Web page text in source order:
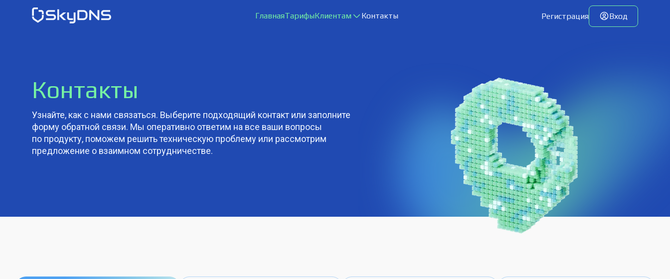
ГлавнаяТарифыКлиентам Контакты Регистрация Вход
Контакты
Узнайте, как с нами связаться. Выберите подходящий контакт или заполните
форму обратной связи. Мы оперативно ответим на все ваши вопросы
по продукту, поможем решить техническую проблему или рассмотрим
предложение о взаимном сотрудничестве.